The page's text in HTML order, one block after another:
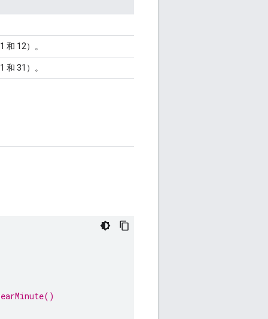
和 12）。
和 31）。